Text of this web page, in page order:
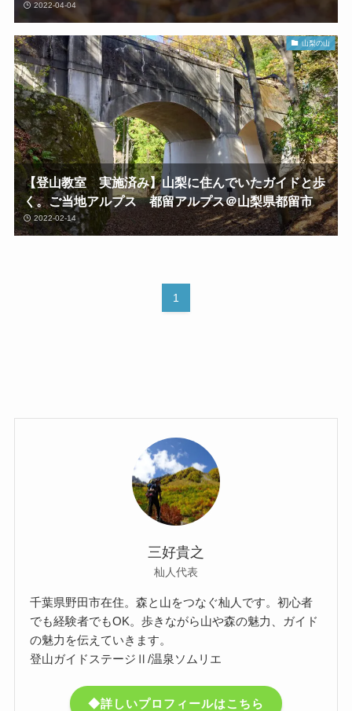
2022-04-04
山梨の山
【登山教室 実施済み】山梨に住んでいたガイドと歩
く。ご当地アルプス 都留アルプス＠山梨県都留市
2022-02-14
1
三好貴之
杣人代表
千葉県野田市在住。森と山をつなぐ杣人です。初心者
でも経験者でもOK。歩きながら山や森の魅力、ガイド
の魅力を伝えていきます。
登山ガイドステージⅡ/温泉ソムリエ
◆詳しいプロフィールはこちら